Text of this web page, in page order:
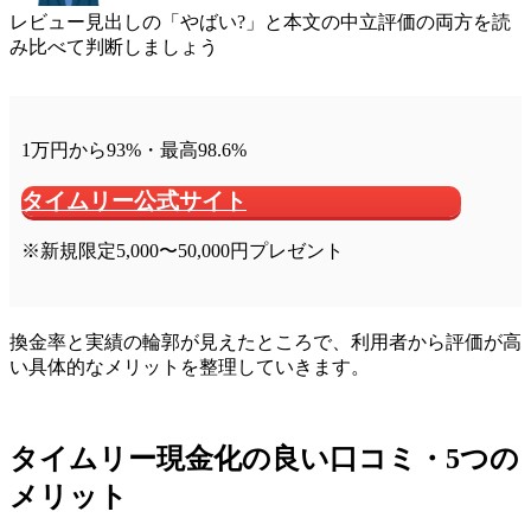
レビュー見出しの「やばい?」と本文の中立評価の両方を読
み比べて判断しましょう
1万円から93%・最高98.6%
タイムリー公式サイト
※新規限定5,000〜50,000円プレゼント
換金率と実績の輪郭が見えたところで、利用者から評価が高
い具体的なメリットを整理していきます。
タイムリー現金化の良い口コミ・5つの
メリット